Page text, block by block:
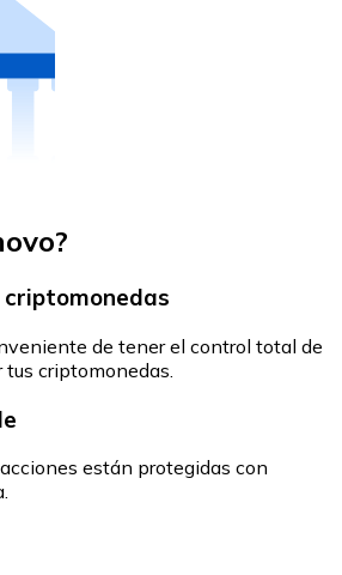
de tener el control total de
criptomonedas.
están protegidas con